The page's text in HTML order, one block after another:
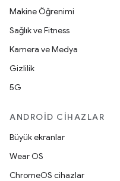
Makine Öğrenimi
Sağlık ve Fitness
Kamera ve Medya
Gizlilik
5G
ANDROID CIHAZLAR
Büyük ekranlar
Wear OS
ChromeOS cihazlar